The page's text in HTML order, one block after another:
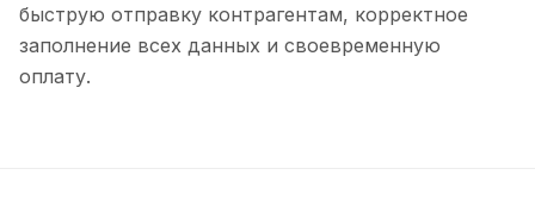
быструю отправку контрагентам, корректное
заполнение всех данных и своевременную
оплату.